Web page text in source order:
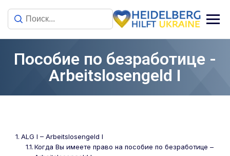
Пособие по безработице -
Arbeitslosengeld I
ALG I – Arbeitslosengeld I
Когда Вы имеете право на пособие по безработице –